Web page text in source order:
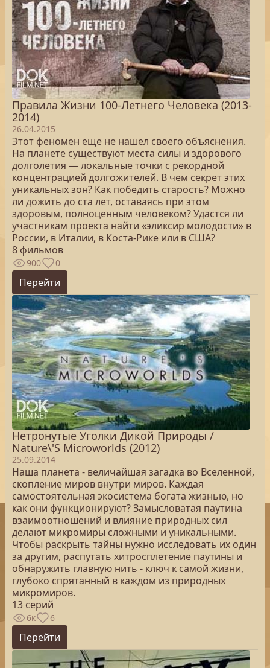
Правила Жизни 100-Летнего Человека (2013-
2014)
26.04.2015
Этот феномен еще не нашел своего объяснения.
На планете существуют места силы и здорового
долголетия ― локальные точки с рекордной
концентрацией долгожителей. В чем секрет этих
уникальных зон? Как победить старость? Можно
ли дожить до ста лет, оставаясь при этом
здоровым, полноценным человеком? Удастся ли
участникам проекта найти «эликсир молодости» в
России, в Италии, в Коста-Рике или в США?
8 фильмов
900 0
Перейти
Нетронутые Уголки Дикой Природы /
Nature\'S Microworlds (2012)
25.09.2014
Наша планета - величайшая загадка во Вселенной,
скопление миров внутри миров. Каждая
самостоятельная экосистема богата жизнью, но
как они функционируют? Замысловатая паутина
взаимоотношений и влияние природных сил
делают микромиры сложными и уникальными.
Чтобы раскрыть тайны нужно исследовать их один
за другим, распутать хитросплетение паутины и
обнаружить главную нить - ключ к самой жизни,
глубоко спрятанный в каждом из природных
микромиров.
13 серий
6к 6
Перейти